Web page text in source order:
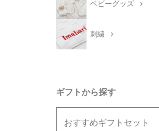
ベビーグッズ
刺繍
ギフトから探す
おすすめギフトセット